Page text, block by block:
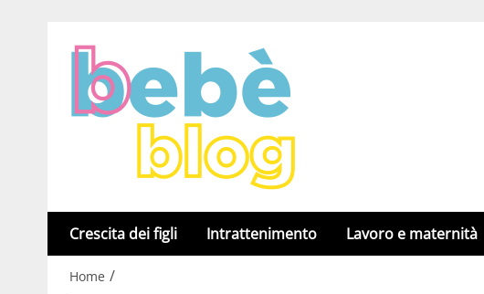
Crescita dei figli Intrattenimento Lavoro e maternità
Home /